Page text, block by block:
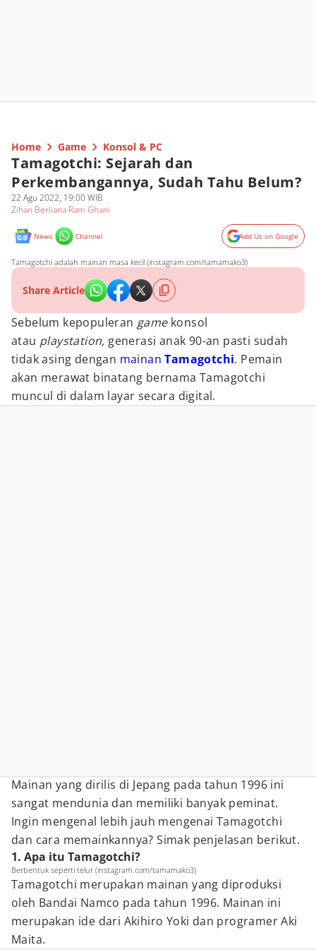
Home Game Konsol & PC
Tamagotchi: Sejarah dan
Perkembangannya, Sudah Tahu Belum?
22 Agu 2022, 19:00 WIB
Zihan Berliana Ram Ghani
News Channel Add Us on Google
Tamagotchi adalah mainan masa kecil (instagram.com/tamamako3)
Share Article
Sebelum kepopuleran game konsol
atau playstation, generasi anak 90-an pasti sudah
tidak asing dengan mainan Tamagotchi. Pemain
akan merawat binatang bernama Tamagotchi
muncul di dalam layar secara digital.
Mainan yang dirilis di Jepang pada tahun 1996 ini
sangat mendunia dan memiliki banyak peminat.
Ingin mengenal lebih jauh mengenai Tamagotchi
dan cara memainkannya? Simak penjelasan berikut.
1. Apa itu Tamagotchi?
Berbentuk seperti telur (instagram.com/tamamako3)
Tamagotchi merupakan mainan yang diproduksi
oleh Bandai Namco pada tahun 1996. Mainan ini
merupakan ide dari Akihiro Yoki dan programer Aki
Maita.